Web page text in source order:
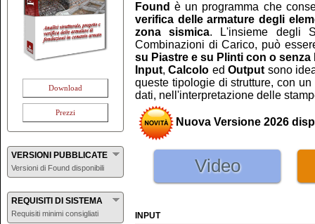
Download
Prezzi
VERSIONI PUBBLICATE
Versioni di Found disponibili
REQUISITI DI SISTEMA
Requisiti minimi consigliati
Found è un programma che
verifica delle armature degli
zona sismica. L'insieme degli
Combinazioni di Carico, può
su Piastre e su Plinti con o senza
Input,Calcolo edOutput sono
queste tipologie di strutture, con
dati, nell'interpretazione delle
Nuova Versione 2026
Video
INPUT